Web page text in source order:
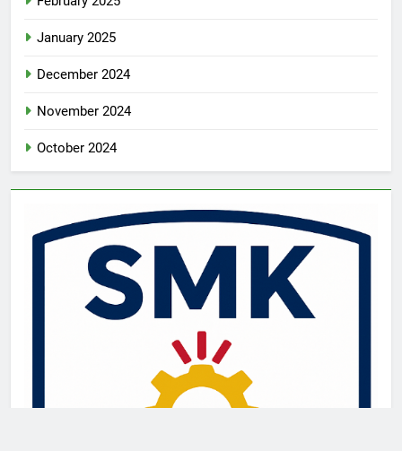
January 2025
December 2024
November 2024
October 2024